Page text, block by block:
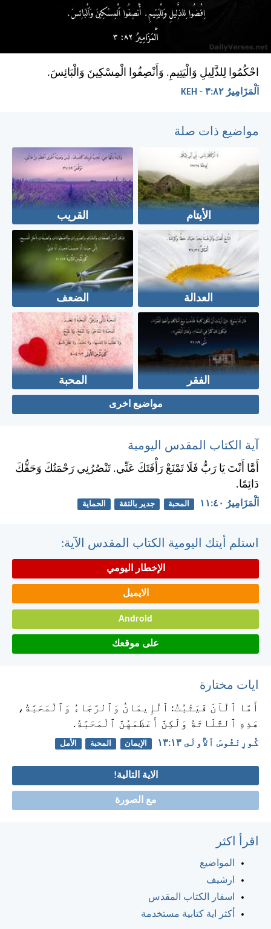
احْكُمُوا لِلذَّلِيلِ وَالْيَتِيمِ. وَأَنْصِفُوا الْمِسْكِينَ وَالْبَائِسَ.
اَلْمَزَامِيرُ ٨٢:‏٣ - KEH
مواضيع ذات صلة
الأيتام القريب
العدالة الضعف
الفقر المحبة
مواضيع اخرى
آية الكتاب المقدس اليومية
أَمَّا أَنْتَ يَا رَبُّ فَلَا تَمْنَعْ رَأْفَتَكَ عَنِّي. تَنْصُرُنِي رَحْمَتُكَ وَحَقُّكَ
دَائِمًا.
اَلْمَزَامِيرُ ٤٠:‏١١ المحبة جدير بالثقة الحماية
استلم أيتك اليومية الكتاب المقدس الآية:
الإخطار اليومي
الايميل
Android
على موقعك
ايات مختارة
أَمَّا ٱلْآنَ فَيَثْبُتُ: ٱلْإِيمَانُ وَٱلرَّجَاءُ وَٱلْمَحَبَّةُ،
هَذِهِ ٱلثَّلَاثَةُ وَلَكِنَّ أَعْظَمَهُنَّ ٱلْمَحَبَّةُ.
كُورِنْثُوسَ ٱلأُولَى ١٣:‏١٣ الإيمان المحبة الأمل
الاية التالية!
مع الصورة
اقرأ اكثر
المواضيع
ارشيف
اسفار الكتاب المقدس
أكثر اية كتابية مستخدمة